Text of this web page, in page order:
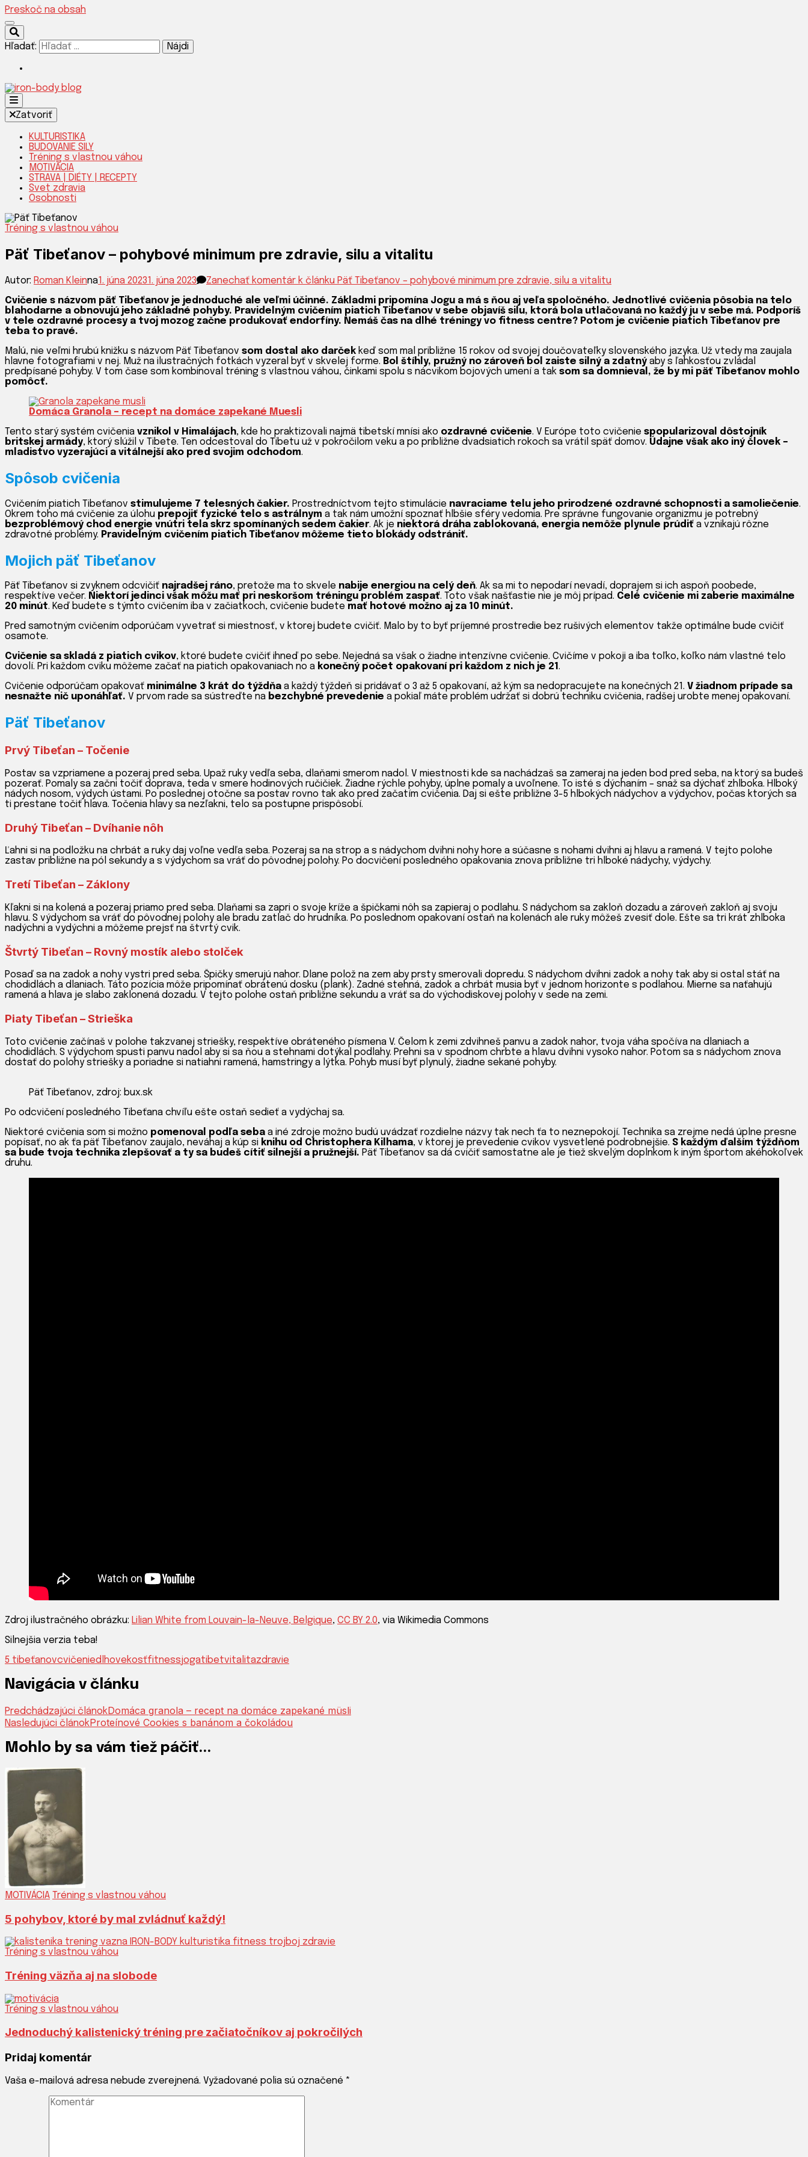
Preskoč na obsah
Hľadať:
IRON-BODY
Silnejšia verzia teba!
Zatvoriť
KULTURISTIKA
BUDOVANIE SILY
Tréning s vlastnou váhou
MOTIVÁCIA
STRAVA | DIÉTY | RECEPTY
Svet zdravia
Osobnosti
Tréning s vlastnou váhou
Päť Tibeťanov – pohybové minimum pre zdravie, silu a vitalitu
Autor: Roman Kleinna1. júna 20231. júna 2023 Zanechať komentár k článku Päť Tibeťanov – pohybové minimum pre zdravie, silu a vitalitu
Cvičenie s názvom päť Tibeťanov je jednoduché ale veľmi účinné. Základmi pripomína Jogu a má s ňou aj veľa spoločného. Jednotlivé cvičenia pôsobia na telo
blahodarne a obnovujú jeho základné pohyby. Pravidelným cvičením piatich Tibeťanov v sebe objavíš silu, ktorá bola utlačovaná no každý ju v sebe má. Podporíš
v tele ozdravné procesy a tvoj mozog začne produkovať endorfíny. Nemáš čas na dlhé tréningy vo fitness centre? Potom je cvičenie piatich Tibeťanov pre
teba to pravé.
Malú, nie veľmi hrubú knižku s názvom Päť Tibeťanov som dostal ako darček keď som mal približne 15 rokov od svojej doučovateľky slovenského jazyka. Už vtedy ma zaujala
hlavne fotografiami v nej. Muž na ilustračných fotkách vyzeral byť v skvelej forme. Bol štíhly, pružný no zároveň bol zaiste silný a zdatný aby s ľahkosťou zvládal
predpísané pohyby. V tom čase som kombinoval tréning s vlastnou váhou, činkami spolu s nácvikom bojových umení a tak som sa domnieval, že by mi päť Tibeťanov mohlo
pomôcť.
Domáca Granola – recept na domáce zapekané Muesli
Tento starý systém cvičenia vznikol v Himalájach, kde ho praktizovali najmä tibetskí mnísi ako ozdravné cvičenie. V Európe toto cvičenie spopularizoval dôstojník
britskej armády, ktorý slúžil v Tibete. Ten odcestoval do Tibetu už v pokročilom veku a po približne dvadsiatich rokoch sa vrátil späť domov. Údajne však ako iný človek –
mladistvo vyzerajúci a vitálnejší ako pred svojim odchodom.
Spôsob cvičenia
Cvičením piatich Tibeťanov stimulujeme 7 telesných čakier. Prostredníctvom tejto stimulácie navraciame telu jeho prirodzené ozdravné schopnosti a samoliečenie.
Okrem toho má cvičenie za úlohu prepojiť fyzické telo s astrálnym a tak nám umožní spoznať hlbšie sféry vedomia. Pre správne fungovanie organizmu je potrebný
bezproblémový chod energie vnútri tela skrz spomínaných sedem čakier. Ak je niektorá dráha zablokovaná, energia nemôže plynule prúdiť a vznikajú rôzne
zdravotné problémy. Pravidelným cvičením piatich Tibeťanov môžeme tieto blokády odstrániť.
Mojich päť Tibeťanov
Päť Tibeťanov si zvyknem odcvičiť najradšej ráno, pretože ma to skvele nabije energiou na celý deň. Ak sa mi to nepodarí nevadí, doprajem si ich aspoň poobede,
respektíve večer. Niektorí jedinci však môžu mať pri neskoršom tréningu problém zaspať. Toto však našťastie nie je môj prípad. Celé cvičenie mi zaberie maximálne
20 minút. Keď budete s týmto cvičením iba v začiatkoch, cvičenie budete mať hotové možno aj za 10 minút.
Pred samotným cvičením odporúčam vyvetrať si miestnosť, v ktorej budete cvičiť. Malo by to byť príjemné prostredie bez rušivých elementov takže optimálne bude cvičiť
osamote.
Cvičenie sa skladá z piatich cvikov, ktoré budete cvičiť ihneď po sebe. Nejedná sa však o žiadne intenzívne cvičenie. Cvičíme v pokoji a iba toľko, koľko nám vlastné telo
dovolí. Pri každom cviku môžeme začať na piatich opakovaniach no a konečný počet opakovaní pri každom z nich je 21.
Cvičenie odporúčam opakovať minimálne 3 krát do týždňa a každý týždeň si pridávať o 3 až 5 opakovaní, až kým sa nedopracujete na konečných 21. V žiadnom prípade sa
nesnažte nič uponáhľať. V prvom rade sa sústreďte na bezchybné prevedenie a pokiaľ máte problém udržať si dobrú techniku cvičenia, radšej urobte menej opakovaní.
Päť Tibeťanov
Prvý Tibeťan – Točenie
Postav sa vzpriamene a pozeraj pred seba. Upaž ruky vedľa seba, dlaňami smerom nadol. V miestnosti kde sa nachádzaš sa zameraj na jeden bod pred seba, na ktorý sa budeš
pozerať. Pomaly sa začni točiť doprava, teda v smere hodinových ručičiek. Žiadne rýchle pohyby, úplne pomaly a uvoľnene. To isté s dýchaním – snaž sa dýchať zhlboka. Hlboký
nádych nosom, výdych ústami. Po poslednej otočne sa postav rovno tak ako pred začatím cvičenia. Daj si ešte približne 3-5 hlbokých nádychov a výdychov, počas ktorých sa
ti prestane točiť hlava. Točenia hlavy sa nezľakni, telo sa postupne prispôsobí.
Druhý Tibeťan – Dvíhanie nôh
Ľahni si na podložku na chrbát a ruky daj voľne vedľa seba. Pozeraj sa na strop a s nádychom dvihni nohy hore a súčasne s nohami dvihni aj hlavu a ramená. V tejto polohe
zastav približne na pól sekundy a s výdychom sa vráť do pôvodnej polohy. Po docvičení posledného opakovania znova približne tri hlboké nádychy, výdychy.
Tretí Tibeťan – Záklony
Kľakni si na kolená a pozeraj priamo pred seba. Dlaňami sa zapri o svoje kríže a špičkami nôh sa zapieraj o podlahu. S nádychom sa zakloň dozadu a zároveň zakloň aj svoju
hlavu. S výdychom sa vráť do pôvodnej polohy ale bradu zatlač do hrudníka. Po poslednom opakovaní ostaň na kolenách ale ruky môžeš zvesiť dole. Ešte sa tri krát zhlboka
nadýchni a vydýchni a môžeme prejsť na štvrtý cvik.
Štvrtý Tibeťan – Rovný mostík alebo stolček
Posaď sa na zadok a nohy vystri pred seba. Špičky smerujú nahor. Dlane polož na zem aby prsty smerovali dopredu. S nádychom dvihni zadok a nohy tak aby si ostal stáť na
chodidlách a dlaniach. Táto pozícia môže pripomínať obrátenú dosku (plank). Zadné stehná, zadok a chrbát musia byť v jednom horizonte s podlahou. Mierne sa naťahujú
ramená a hlava je slabo zaklonená dozadu. V tejto polohe ostaň približne sekundu a vráť sa do východiskovej polohy v sede na zemi.
Piaty Tibeťan – Strieška
Toto cvičenie začínaš v polohe takzvanej striešky, respektíve obráteného písmena V. Čelom k zemi zdvihneš panvu a zadok nahor, tvoja váha spočíva na dlaniach a
chodidlách. S výdychom spusti panvu nadol aby si sa ňou a stehnami dotýkal podlahy. Prehni sa v spodnom chrbte a hlavu dvihni vysoko nahor. Potom sa s nádychom znova
dostať do polohy striešky a poriadne si natiahni ramená, hamstringy a lýtka. Pohyb musí byť plynulý, žiadne sekané pohyby.
Päť Tibeťanov, zdroj: bux.sk
Po odcvičení posledného Tibeťana chvíľu ešte ostaň sedieť a vydýchaj sa.
Niektoré cvičenia som si možno pomenoval podľa seba a iné zdroje možno budú uvádzať rozdielne názvy tak nech ťa to neznepokojí. Technika sa zrejme nedá úplne presne
popísať, no ak ťa päť Tibeťanov zaujalo, neváhaj a kúp si knihu od Christophera Kilhama, v ktorej je prevedenie cvikov vysvetlené podrobnejšie. S každým ďalším týždňom
sa bude tvoja technika zlepšovať a ty sa budeš cítiť silnejší a pružnejší. Päť Tibeťanov sa dá cvičiť samostatne ale je tiež skvelým doplnkom k iným športom akéhokoľvek
druhu.
Zdroj ilustračného obrázku: Lilian White from Louvain-la-Neuve, Belgique, CC BY 2.0, via Wikimedia Commons
Silnejšia verzia teba!
5 tibeťanovcvičeniedlhovekosťfitnessjogatibetvitalitazdravie
Navigácia v článku
Predchádzajúci článokDomáca granola – recept na domáce zapekané müsli
Nasledujúci článokProteínové Cookies s banánom a čokoládou
Mohlo by sa vám tiež páčiť...
MOTIVÁCIA Tréning s vlastnou váhou
5 pohybov, ktoré by mal zvládnuť každý!
Tréning s vlastnou váhou
Tréning väzňa aj na slobode
Tréning s vlastnou váhou
Jednoduchý kalistenický tréning pre začiatočníkov aj pokročilých
Pridaj komentár
Vaša e-mailová adresa nebude zverejnená. Vyžadované polia sú označené *